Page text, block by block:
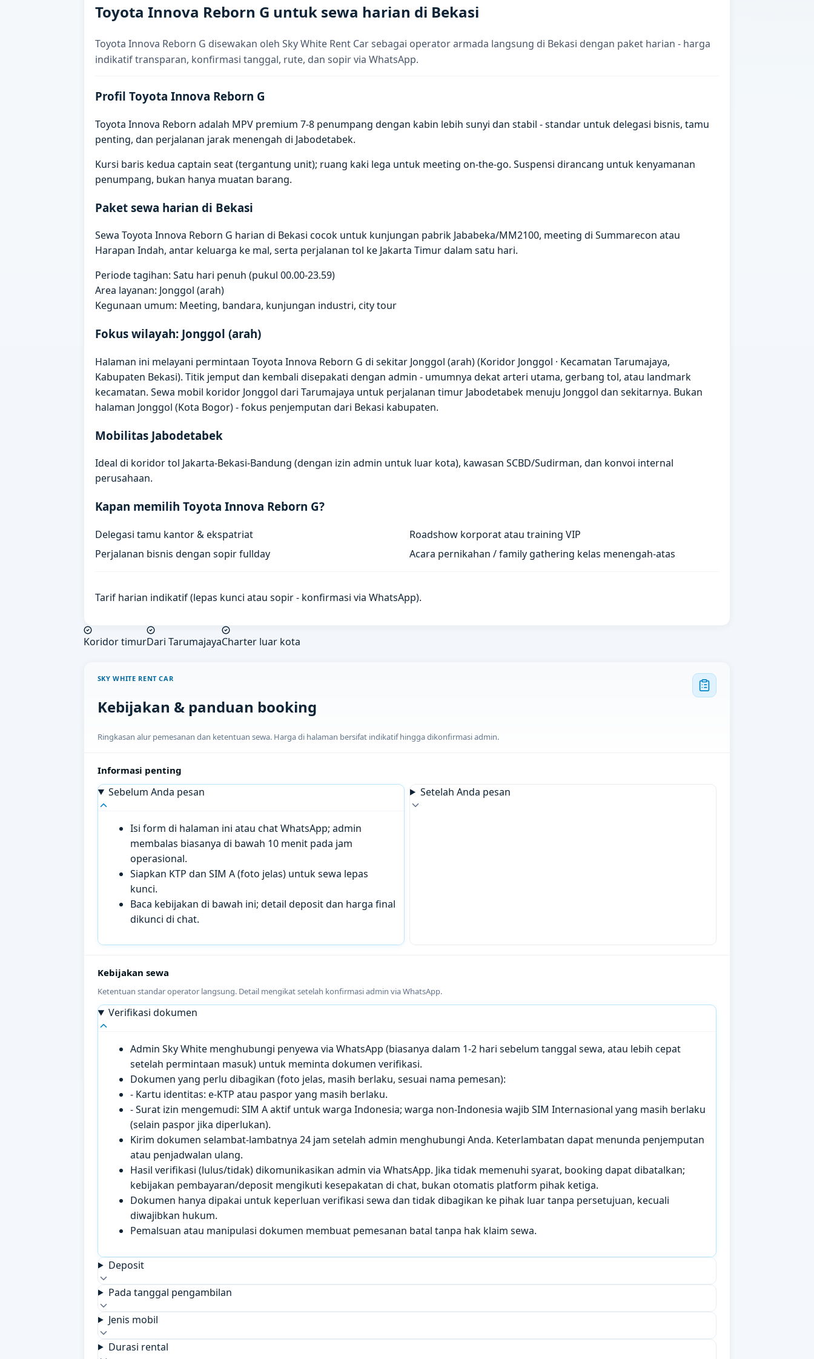
Toyota Innova Reborn G untuk sewa harian di Bekasi
Toyota Innova Reborn G disewakan oleh Sky White Rent Car sebagai operator armada langsung di Bekasi dengan paket harian - harga
indikatif transparan, konfirmasi tanggal, rute, dan sopir via WhatsApp.
Profil Toyota Innova Reborn G
Toyota Innova Reborn adalah MPV premium 7-8 penumpang dengan kabin lebih sunyi dan stabil - standar untuk delegasi bisnis, tamu
penting, dan perjalanan jarak menengah di Jabodetabek.
Kursi baris kedua captain seat (tergantung unit); ruang kaki lega untuk meeting on-the-go. Suspensi dirancang untuk kenyamanan
penumpang, bukan hanya muatan barang.
Paket sewa harian di Bekasi
Sewa Toyota Innova Reborn G harian di Bekasi cocok untuk kunjungan pabrik Jababeka/MM2100, meeting di Summarecon atau
Harapan Indah, antar keluarga ke mal, serta perjalanan tol ke Jakarta Timur dalam satu hari.
Periode tagihan: Satu hari penuh (pukul 00.00-23.59)
Area layanan: Jonggol (arah)
Kegunaan umum: Meeting, bandara, kunjungan industri, city tour
Fokus wilayah: Jonggol (arah)
Halaman ini melayani permintaan Toyota Innova Reborn G di sekitar Jonggol (arah) (Koridor Jonggol · Kecamatan Tarumajaya,
Kabupaten Bekasi). Titik jemput dan kembali disepakati dengan admin - umumnya dekat arteri utama, gerbang tol, atau landmark
kecamatan. Sewa mobil koridor Jonggol dari Tarumajaya untuk perjalanan timur Jabodetabek menuju Jonggol dan sekitarnya. Bukan
halaman Jonggol (Kota Bogor) - fokus penjemputan dari Bekasi kabupaten.
Mobilitas Jabodetabek
Ideal di koridor tol Jakarta-Bekasi-Bandung (dengan izin admin untuk luar kota), kawasan SCBD/Sudirman, dan konvoi internal
perusahaan.
Kapan memilih Toyota Innova Reborn G?
Delegasi tamu kantor & ekspatriat
Roadshow korporat atau training VIP
Perjalanan bisnis dengan sopir fullday
Acara pernikahan / family gathering kelas menengah-atas
Tarif harian indikatif (lepas kunci atau sopir - konfirmasi via WhatsApp).
Koridor timurDari TarumajayaCharter luar kota
SKY WHITE RENT CAR
Kebijakan & panduan booking
Ringkasan alur pemesanan dan ketentuan sewa. Harga di halaman bersifat indikatif hingga dikonfirmasi admin.
Informasi penting
Sebelum Anda pesan
Isi form di halaman ini atau chat WhatsApp; admin
membalas biasanya di bawah 10 menit pada jam
operasional.
Siapkan KTP dan SIM A (foto jelas) untuk sewa lepas
kunci.
Baca kebijakan di bawah ini; detail deposit dan harga final
dikunci di chat.
Setelah Anda pesan
Kebijakan sewa
Ketentuan standar operator langsung. Detail mengikat setelah konfirmasi admin via WhatsApp.
Verifikasi dokumen
Admin Sky White menghubungi penyewa via WhatsApp (biasanya dalam 1-2 hari sebelum tanggal sewa, atau lebih cepat
setelah permintaan masuk) untuk meminta dokumen verifikasi.
Dokumen yang perlu dibagikan (foto jelas, masih berlaku, sesuai nama pemesan):
- Kartu identitas: e-KTP atau paspor yang masih berlaku.
- Surat izin mengemudi: SIM A aktif untuk warga Indonesia; warga non-Indonesia wajib SIM Internasional yang masih berlaku
(selain paspor jika diperlukan).
Kirim dokumen selambat-lambatnya 24 jam setelah admin menghubungi Anda. Keterlambatan dapat menunda penjemputan
atau penjadwalan ulang.
Hasil verifikasi (lulus/tidak) dikomunikasikan admin via WhatsApp. Jika tidak memenuhi syarat, booking dapat dibatalkan;
kebijakan pembayaran/deposit mengikuti kesepakatan di chat, bukan otomatis platform pihak ketiga.
Dokumen hanya dipakai untuk keperluan verifikasi sewa dan tidak dibagikan ke pihak luar tanpa persetujuan, kecuali
diwajibkan hukum.
Pemalsuan atau manipulasi dokumen membuat pemesanan batal tanpa hak klaim sewa.
Deposit
Pada tanggal pengambilan
Jenis mobil
Durasi rental